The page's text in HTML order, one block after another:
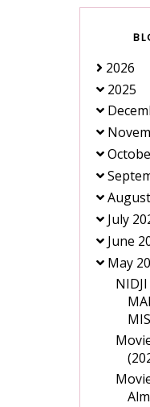
2026
2025
July
June
May